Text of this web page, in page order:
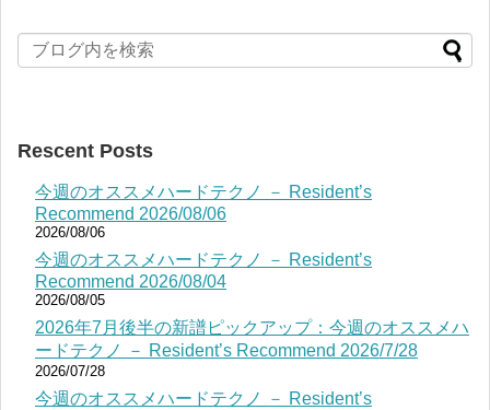
Rescent Posts
今週のオススメハードテクノ － Resident’s
Recommend 2026/08/06
2026/08/06
今週のオススメハードテクノ － Resident’s
Recommend 2026/08/04
2026/08/05
2026年7月後半の新譜ピックアップ：今週のオススメハ
ードテクノ － Resident’s Recommend 2026/7/28
2026/07/28
今週のオススメハードテクノ － Resident’s